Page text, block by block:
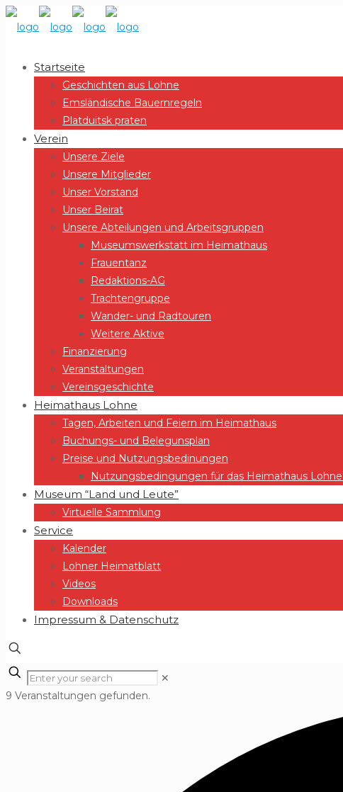
Startseite
Geschichten aus Lohne
Emsländische Bauernregeln
Platduitsk praten
Verein
Unsere Ziele
Unsere Mitglieder
Unser Vorstand
Unser Beirat
Unsere Abteilungen und Arbeitsgruppen
Museumswerkstatt im Heimathaus
Frauentanz
Redaktions-AG
Trachtengruppe
Wander- und Radtouren
Weitere Aktive
Finanzierung
Veranstaltungen
Vereinsgeschichte
Heimathaus Lohne
Tagen, Arbeiten und Feiern im Heimathaus
Buchungs- und Belegunsplan
Preise und Nutzungsbedinungen
Nutzungsbedingungen für das Heimathaus
Museum “Land und Leute”
Virtuelle Sammlung
Service
Kalender
Lohner Heimatblatt
Videos
Downloads
Impressum & Datenschutz
✕
9 Veranstaltungen gefunden.